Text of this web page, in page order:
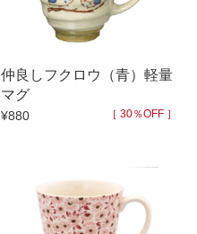
仲良しフクロウ（青）軽量
マグ
¥880 ［ 30％OFF ］